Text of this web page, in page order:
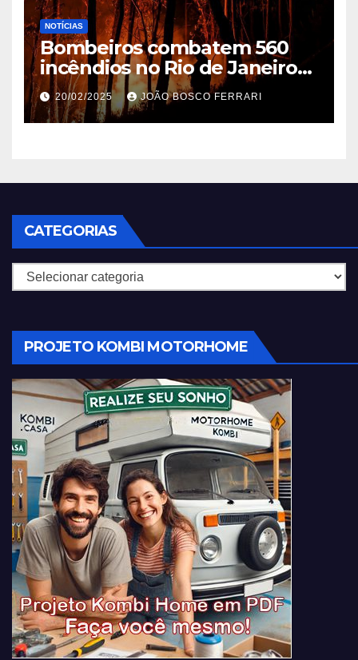
NOTÍCIAS
Bombeiros combatem 560
incêndios no Rio de Janeiro
em 2025
20/02/2025 JOÃO BOSCO FERRARI
CATEGORIAS
Categorias
PROJETO KOMBI MOTORHOME